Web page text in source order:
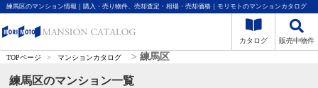
練馬区のマンション情報｜購入・売り物件、売却査定・相場・売却価格｜モリモトのマンションカタログ
カタログ 販売中物件
TOPページ > マンションカタログ > 練馬区
練馬区のマンション一覧